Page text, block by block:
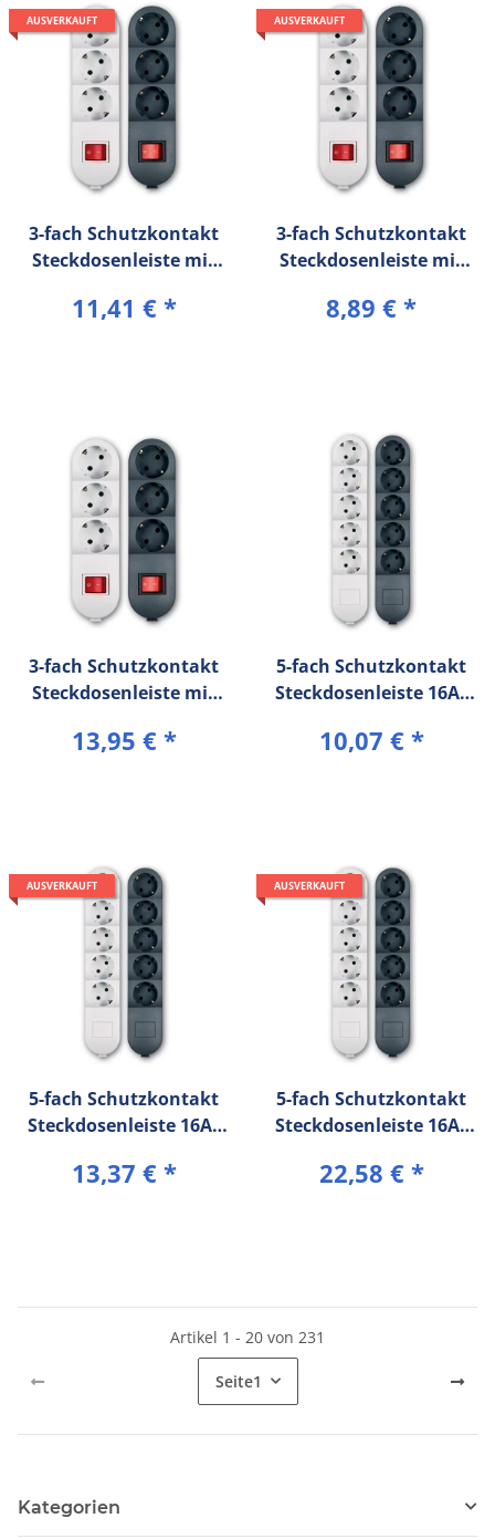
AUSVERKAUFT
3-fach Schutzkontakt
Steckdosenleiste mit
250V~ (3 m
11,41 € *
AUSVERKAUFT
3-fach Schutzkontakt
Steckdosenleiste mit
250V~ (5 m
8,89 € *
3-fach Schutzkontakt
Steckdosenleiste mit
250V~ (5 m
13,95 € *
5-fach Schutzkontakt
Steckdosenleiste 16A/
Verbindungskabel) mit
10,07 € *
AUSVERKAUFT
5-fach Schutzkontakt
Steckdosenleiste 16A/
Verbindungskabel)
13,37 € *
AUSVERKAUFT
5-fach Schutzkontakt
Steckdosenleiste 16A/
Verbindungskabel) mit
22,58 € *
Artikel 1 - 20 von 231
Seite1
Kategorien